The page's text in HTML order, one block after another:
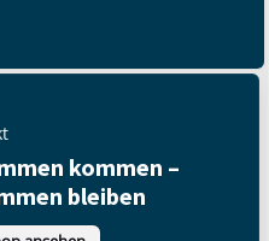
kommen –
bleiben